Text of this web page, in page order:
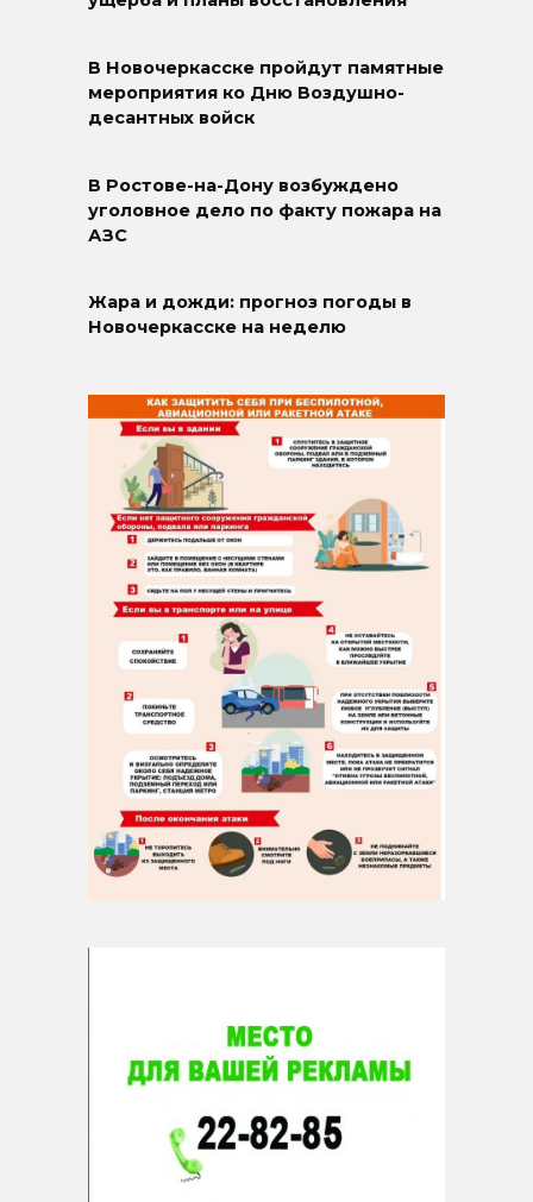
В Новочеркасске пройдут памятные
мероприятия ко Дню Воздушно-
десантных войск
В Ростове-на-Дону возбуждено
уголовное дело по факту пожара на
АЗС
Жара и дожди: прогноз погоды в
Новочеркасске на неделю